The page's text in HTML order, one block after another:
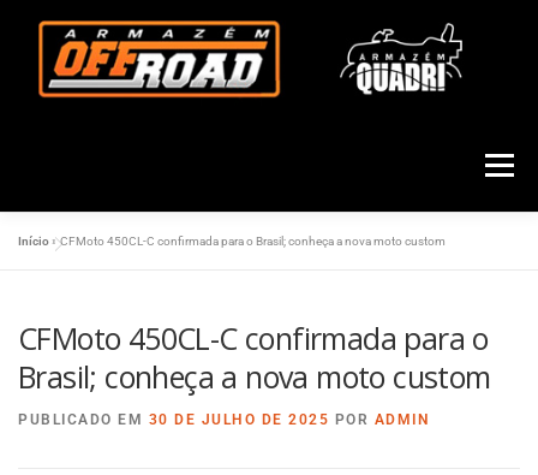
Menu
HOME
FUN ASSISTÊNCIA TÉCNICA SEMI NOVOS
Início»CFMoto 450CL-C confirmada para o Brasil; conheça a nova moto custom
CFMoto 450CL-C confirmada para o
Brasil; conheça a nova moto custom
PUBLICADO EM 30 DE JULHO DE 2025 POR ADMIN